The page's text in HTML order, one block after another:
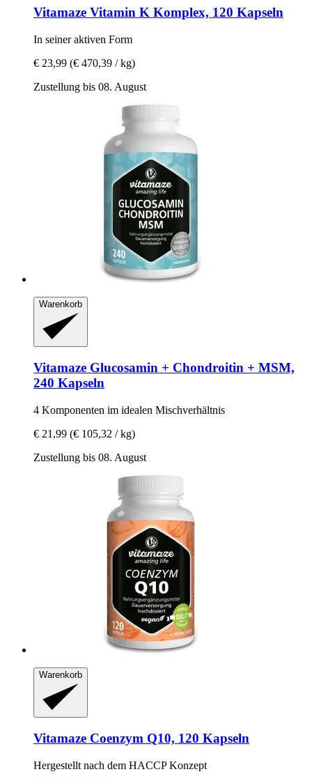
Vitamaze Vitamin K Komplex, 120 Kapseln
In seiner aktiven Form
€ 23,99 (€ 470,39 / kg)
Zustellung bis 08. August
Warenkorb
Vitamaze Glucosamin + Chondroitin + MSM,
240 Kapseln
4 Komponenten im idealen Mischverhältnis
€ 21,99 (€ 105,32 / kg)
Zustellung bis 08. August
Warenkorb
Vitamaze Coenzym Q10, 120 Kapseln
Hergestellt nach dem HACCP Konzept